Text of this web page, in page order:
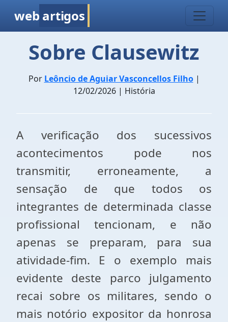
web artigos
Sobre Clausewitz
Por Leôncio de Aguiar Vasconcellos Filho|
12/02/2026 | História
A verificação dos sucessivos
acontecimentos pode nos
transmitir, erroneamente, a
sensação de que todos os
integrantes de determinada classe
profissional tencionam, e não
apenas se preparam, para sua
atividade-fim. E o exemplo mais
evidente deste parco julgamento
recai sobre os militares, sendo o
mais notório expositor da honrosa